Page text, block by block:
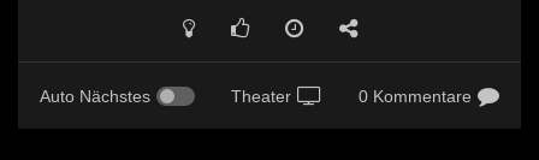
Auto Nächstes Theater 0 Kommentare